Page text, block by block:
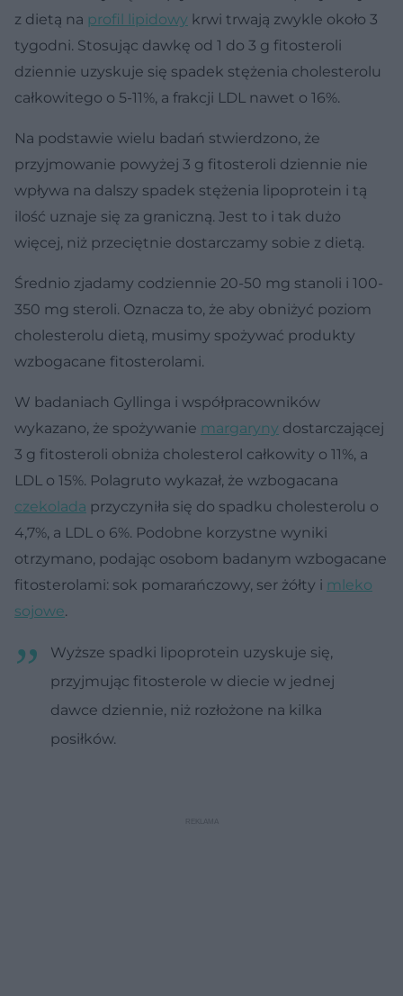
z dietą na profil lipidowy krwi trwają zwykle około 3
tygodni. Stosując dawkę od 1 do 3 g fitosteroli
dziennie uzyskuje się spadek stężenia cholesterolu
całkowitego o 5-11%, a frakcji LDL nawet o 16%.
Na podstawie wielu badań stwierdzono, że
przyjmowanie powyżej 3 g fitosteroli dziennie nie
wpływa na dalszy spadek stężenia lipoprotein i tą
ilość uznaje się za graniczną. Jest to i tak dużo
więcej, niż przeciętnie dostarczamy sobie z dietą.
Średnio zjadamy codziennie 20-50 mg stanoli i 100-
350 mg steroli. Oznacza to, że aby obniżyć poziom
cholesterolu dietą, musimy spożywać produkty
wzbogacane fitosterolami.
W badaniach Gyllinga i współpracowników
wykazano, że spożywanie margaryny dostarczającej
3 g fitosteroli obniża cholesterol całkowity o 11%, a
LDL o 15%. Polagruto wykazał, że wzbogacana
czekolada przyczyniła się do spadku cholesterolu o
4,7%, a LDL o 6%. Podobne korzystne wyniki
otrzymano, podając osobom badanym wzbogacane
fitosterolami: sok pomarańczowy, ser żółty i mleko
sojowe.
Wyższe spadki lipoprotein uzyskuje się,
przyjmując fitosterole w diecie w jednej
dawce dziennie, niż rozłożone na kilka
posiłków.